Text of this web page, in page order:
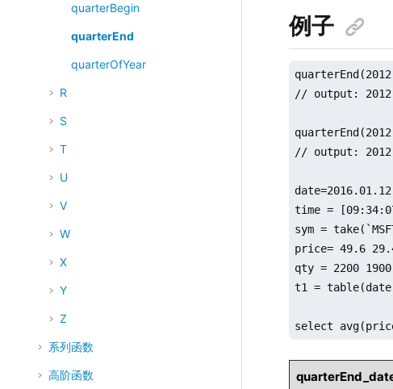
quarterBegin
quarterEnd
quarterOfYear
R
S
T
U
V
W
X
Y
Z
系列函数
高阶函数
例子
// output:
// output:
time =
sym =
price= 49.6
qty = 2200
t1 =
select